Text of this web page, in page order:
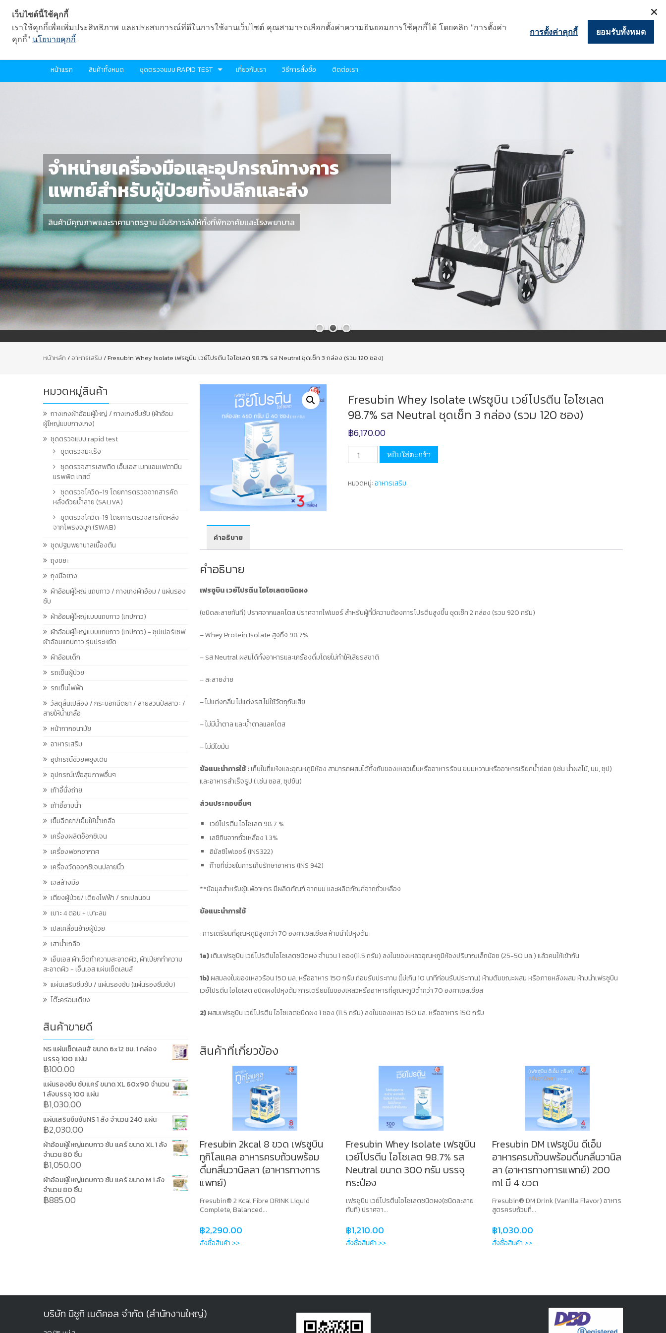
หน้าแรก สินค้าทั้งหมด ชุดตรวจแบบ RAPID TEST เกี่ยวกับเรา วิธีการสั่งซื้อ ติดต่อเรา
จำหน่ายเครื่องมือและอุปกรณ์ทางการ
แพทย์สำหรับผู้ป่วยทั้งปลีกและส่ง
สินค้ามีคุณภาพและราคามาตรฐาน มีบริการส่งให้ทั้งที่พักอาศัยและโรงพยาบาล
หน้าหลัก / อาหารเสริม / Fresubin Whey Isolate เฟรซูบิน เวย์โปรตีน ไอโซเลต 98.7% รส Neutral ชุดเซ็ท 3 กล่อง (รวม 120 ซอง)
Fresubin Whey Isolate เฟรซูบิน เวย์โปรตีน ไอโซเลต
98.7% รส Neutral ชุดเซ็ท 3 กล่อง (รวม 120 ซอง)
฿6,170.00
จำนวน
Fresubin
Isolate
โปรตีน
รส
3
หยิบใส่ตะกร้า
หมวดหมู่:อาหารเสริม
คำอธิบาย
คำอธิบาย
เฟรซูบิน เวย์โปรตีน ไอโซเลตชนิดผง
(ชนิดละลายทันที) ปราศจากแลคโตส ปราศจากไฟเบอร์ สำหรับผู้ที่มีความต้องการโปรตีนสูงขึ้น ชุดเซ็ท 2 กล่อง (รวม 920 กรัม)
– Whey Protein Isolate สูงถึง 98.7%
– รส Neutral ผสมได้ทั้งอาหารและเครื่องดื่มโดยไม่ทำให้เสียรสชาติ
– ละลายง่าย
– ไม่แต่งกลิ่น ไม่แต่งรส ไม่ใช้วัตถุกันเสีย
– ไม่มีน้ำตาล และน้ำตาลแลคโตส
– ไม่มีไขมัน
ข้อแนะนำการใช้ :เก็บในที่แห้งและอุณหภูมิห้อง สามารถผสมได้ทั้งกับของเหลวเย็นหรืออาหารร้อน ขนมหวานหรืออาหารเรียกน้ำย่อย (เช่น น้ำผลไม้, นม, ซุป)
และอาหารสำเร็จรูป ( เช่น ซอส, ซุปข้น)
ส่วนประกอบอื่นๆ
เวย์โปรตีน ไอโซเลต 98.7 %
เลซิทินจากถั่วเหลือง 1.3%
อิมัลซิไฟเออร์ (INS322)
ก๊าซที่ช่วยในการเก็บรักษาอาหาร (INS 942)
**ข้อมุลสำหรับผู้แพ้อาหาร มีผลิตภัณฑ์ จากนม และผลิตภัณฑ์จากถั่วเหลือง
ข้อแนะนำการใช้
: การเตรียมที่อุณหภูมิสูงกว่า 70 องศาเซลเซียส ห้ามนำไปหุงต้ม:
1a)เติมเฟรซูบิน เวย์โปรตีนไอโซเลตชนิดผง จำนวน 1 ซอง(11.5 กรัม) ลงในของเหลวอุณหภูมิห้องปริมาณเล็กน้อย (25-50 มล.) แล้วคนให้เข้ากัน
1b)ผสมลงในของเหลวร้อน 150 มล. หรืออาหาร 150 กรัม ก่อนรับประทาน (ไม่เกิน 10 นาทีก่อนรับประทาน) ห้ามต้มขณะผสม หรือภายหลังผสม ห้ามนำเฟรซูบิน
เวย์โปรตีน ไอโซเลต ชนิดผงไปหุงต้ม การเตรียมในของเหลวหรืออาหารที่อุณหภูมิต่ำกว่า 70 องศาเซลเซียส
2)ผสมเฟรซูบิน เวย์โปรตีน ไอโซเลตชนิดผง 1 ซอง (11.5 กรัม) ลงในของเหลว 150 มล. หรืออาหาร 150 กรัม
สินค้าที่เกี่ยวข้อง
Fresubin 2kcal 8 ขวด เฟรซูบิน
ทูกิโลแคล อาหารครบถ้วนพร้อม
ดื่มกลิ่นวานิลลา (อาหารทางการ
แพทย์)
Fresubin® 2 Kcal Fibre DRINK Liquid
Complete, Balanced...
฿2,290.00
สั่งซื้อสินค้า >>
Fresubin Whey Isolate เฟรซูบิน
เวย์โปรตีน ไอโซเลต 98.7% รส
Neutral ขนาด 300 กรัม บรรจุ
กระป๋อง
เฟรซูบิน เวย์โปรตีนไอโซเลตชนิดผง(ชนิดละลาย
ทันที) ปราศจา...
฿1,210.00
สั่งซื้อสินค้า >>
Fresubin DM เฟรซูบิน ดีเอ็ม
อาหารครบถ้วนพร้อมดื่มกลิ่นวานิล
ลา (อาหารทางการแพทย์) 200
ml มี 4 ขวด
Fresubin® DM Drink (Vanilla Flavor) อาหาร
สูตรครบถ้วนที่...
฿1,030.00
สั่งซื้อสินค้า >>
หมวดหมู่สินค้า
กางเกงผ้าอ้อมผู้ใหญ่ / กางเกงซึมซับ (ผ้าอ้อม
ผู้ใหญ่แบบกางเกง)
ชุดตรวจแบบ rapid test
ชุดตรวจมะเร็ง
ชุดตรวจสารเสพติด เอ็นเอส เมทแอมเฟตามีน
แรพพิด เทสต์
ชุดตรวจโควิด-19 โดยการตรวจจากสารคัด
หลั่งด้วยน้ำลาย (SALIVA)
ชุดตรวจโควิด-19 โดยการตรวจสารคัดหลัง
จากโพรงจมูก (SWAB)
ชุดปฐมพยาบาลเบื้องต้น
ถุงขยะ
ถุงมือยาง
ผ้าอ้อมผู้ใหญ่ แถบกาว / กางเกงผ้าอ้อม / แผ่นรอง
ซับ
ผ้าอ้อมผู้ใหญ่แบบแถบกาว (เทปกาว)
ผ้าอ้อมผู้ใหญ่แบบแถบกาว (เทปกาว) - ซุปเปอร์เซฟ
ผ้าอ้อมแถบกาว รุ่นประหยัด
ผ้าอ้อมเด็ก
รถเข็นผู้ป่วย
รถเข็นไฟฟ้า
วัสดุสิ้นเปลือง / กระบอกฉีดยา / สายสวนปัสสาวะ /
สายให้น้ำเกลือ
หน้ากากอนามัย
อาหารเสริม
อุปกรณ์ช่วยพยุงเดิน
อุปกรณ์เพื่อสุขภาพอื่นๆ
เก้าอี้นั่งถ่าย
เก้าอี้อาบน้ำ
เข็มฉีดยา/เข็มให้น้ำเกลือ
เครื่องผลิตอ๊อกซิเจน
เครื่องฟอกอากาศ
เครื่องวัดออกซิเจนปลายนิ้ว
เจลล้างมือ
เตียงผู้ป่วย/ เตียงไฟฟ้า / รถเปลนอน
เบาะ 4 ตอน + เบาะลม
เปลเคลื่อนย้ายผู้ป่วย
เสาน้ำเกลือ
เอ็นเอส ผ้าเช็ดทำความสะอาดผิว, ผ้าเปียกทำความ
สะอาดผิว - เอ็นเอส แผ่นเช็ดเลนส์
แผ่นเสริมซึมซับ / แผ่นรองซับ (แผ่นรองซึมซับ)
โต๊ะคร่อมเตียง
สินค้าขายดี
NS แผ่นเช็ดเลนส์ ขนาด 6x12 ซม. 1 กล่อง
บรรจุ 100 แผ่น
฿100.00
แผ่นรองซับ ซับแคร์ ขนาด XL 60x90 จำนวน
1 ลังบรรจุ 100 แผ่น
฿1,030.00
แผ่นเสริมซึมซับNS 1 ลัง จำนวน 240 แผ่น
฿2,030.00
ผ้าอ้อมผู้ใหญ่แถบกาว ซับ แคร์ ขนาด XL 1 ลัง
จำนวน 80 ชิ้น
฿1,050.00
ผ้าอ้อมผู้ใหญ่แถบกาว ซับ แคร์ ขนาด M 1 ลัง
จำนวน 80 ชิ้น
฿885.00
บริษัท นิซูกิ เมดิคอล จำกัด (สำนักงานใหญ่)
เว็บไซต์นี้ใช้คุกกี้
เราใช้คุกกี้เพื่อเพิ่มประสิทธิภาพ และประสบการณ์ที่ดีในการใช้งานเว็บไซต์ คุณสามารถเลือกตั้งค่าความยินยอมการใช้คุกกี้ได้ โดยคลิก "การตั้งค่า
คุกกี้" นโยบายคุกกี้
ยอมรับทั้งหมด
การตั้งค่าคุกกี้